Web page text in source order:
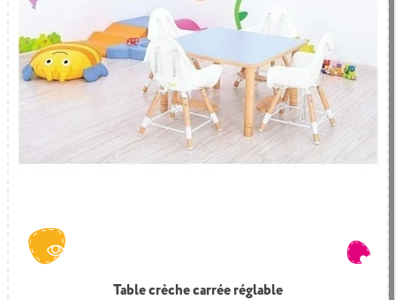
Table crèche carrée réglable
Grande table rectangle crèche 8 enfants